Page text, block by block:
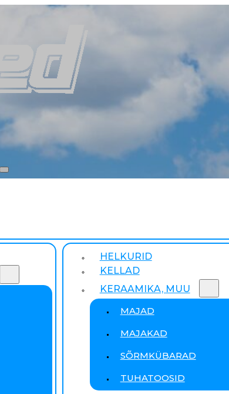
HELKURID
KELLAD
KERAAMIKA, MUU
MAJAD
MAJAKAD
SÕRMKÜBARAD
TUHATOOSID